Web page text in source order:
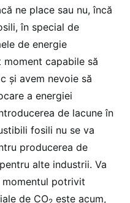
ne place sau nu, încă
în special de
de energie
moment capabile să
și avem nevoie să
a energiei
de lacune în
fosili nu se va
producerea de
alte industrii. Va
momentul potrivit
de CO este acum,